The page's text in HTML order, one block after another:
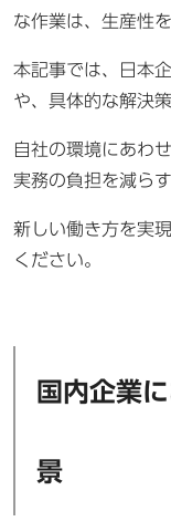
な作業は、生産性
本記事では、日本
や、具体的な解決
自社の環境にあわ
実務の負担を減ら
新しい働き方を実
ください。
国内企業
景